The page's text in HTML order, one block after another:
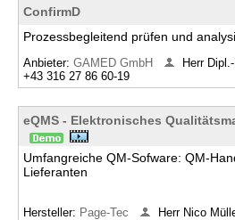
ConfirmD
Prozessbegleitend prüfen und
Anbieter: GAMED GmbH
Herr
+43 316 27 86 60-19
eQMS - Elektronisches
Umfangreiche QM-Sofware: QM-
Lieferanten
Hersteller: Page-Tec Herr Nico